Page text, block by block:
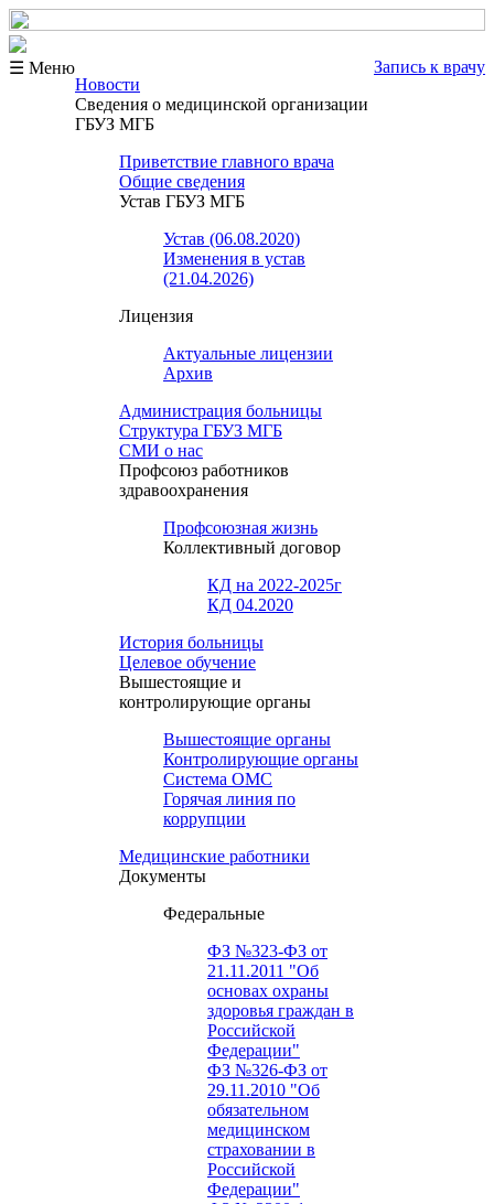
☰ Меню
Запись к врачу
Новости
Сведения о медицинской организации
ГБУЗ МГБ
Приветствие главного врача
Общие сведения
Устав ГБУЗ МГБ
Устав (06.08.2020)
Изменения в устав
(21.04.2026)
Лицензия
Актуальные лицензии
Архив
Администрация больницы
Структура ГБУЗ МГБ
СМИ о нас
Профсоюз работников
здравоохранения
Профсоюзная жизнь
Коллективный договор
КД на 2022-2025г
КД 04.2020
История больницы
Целевое обучение
Вышестоящие и
контролирующие органы
Вышестоящие органы
Контролирующие органы
Система ОМС
Горячая линия по
коррупции
Медицинские работники
Документы
Федеральные
ФЗ №323-ФЗ от
21.11.2011 "Об
основах охраны
здоровья граждан в
Российской
Федерации"
ФЗ №326-ФЗ от
29.11.2010 "Об
обязательном
медицинском
страховании в
Российской
Федерации"